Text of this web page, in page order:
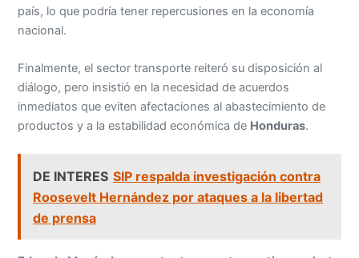
país, lo que podría tener repercusiones en la economía
nacional.
Finalmente, el sector transporte reiteró su disposición al
diálogo, pero insistió en la necesidad de acuerdos
inmediatos que eviten afectaciones al abastecimiento de
productos y a la estabilidad económica de Honduras.
DE INTERES SIP respalda investigación contra
Roosevelt Hernández por ataques a la libertad
de prensa